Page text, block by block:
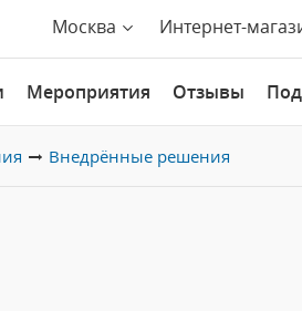
Москва Интернет-
Мероприятия Отзывы
Внедрённые решения